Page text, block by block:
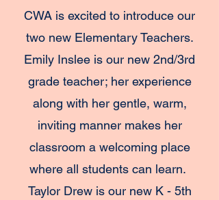
CWA is excited to introduce our
two new Elementary Teachers.
Emily Inslee is our new 2nd/3rd
grade teacher; her experience
along with her gentle, warm,
inviting manner makes her
classroom a welcoming place
where all students can learn.
Taylor Drew is our new K - 5th